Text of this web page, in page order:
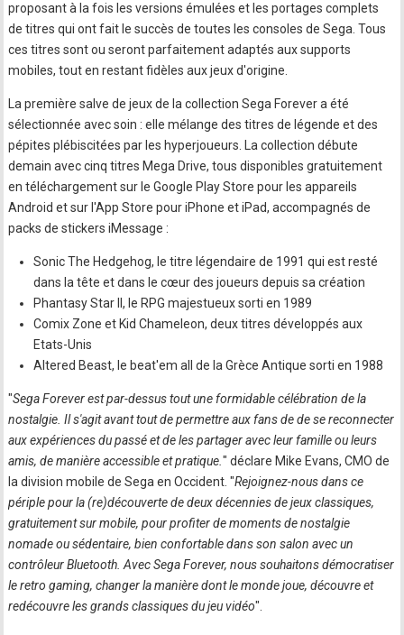
proposant à la fois les versions émulées et les portages complets
de titres qui ont fait le succès de toutes les consoles de Sega. Tous
ces titres sont ou seront parfaitement adaptés aux supports
mobiles, tout en restant fidèles aux jeux d'origine.
La première salve de jeux de la collection Sega Forever a été
sélectionnée avec soin : elle mélange des titres de légende et des
pépites plébiscitées par les hyperjoueurs. La collection débute
demain avec cinq titres Mega Drive, tous disponibles gratuitement
en téléchargement sur le Google Play Store pour les appareils
Android et sur l'App Store pour iPhone et iPad, accompagnés de
packs de stickers iMessage :
Sonic The Hedgehog, le titre légendaire de 1991 qui est resté
dans la tête et dans le cœur des joueurs depuis sa création
Phantasy Star II, le RPG majestueux sorti en 1989
Comix Zone et Kid Chameleon, deux titres développés aux
Etats-Unis
Altered Beast, le beat'em all de la Grèce Antique sorti en 1988
"Sega Forever est par-dessus tout une formidable célébration de la
nostalgie. Il s'agit avant tout de permettre aux fans de de se reconnecter
aux expériences du passé et de les partager avec leur famille ou leurs
amis, de manière accessible et pratique." déclare Mike Evans, CMO de
la division mobile de Sega en Occident. "Rejoignez-nous dans ce
périple pour la (re)découverte de deux décennies de jeux classiques,
gratuitement sur mobile, pour profiter de moments de nostalgie
nomade ou sédentaire, bien confortable dans son salon avec un
contrôleur Bluetooth. Avec Sega Forever, nous souhaitons démocratiser
le retro gaming, changer la manière dont le monde joue, découvre et
redécouvre les grands classiques du jeu vidéo".